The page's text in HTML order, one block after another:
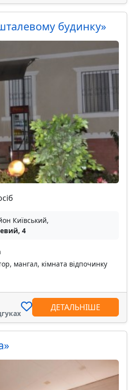
будинку»
Київський,
4
мангал, кімната відпочинку
ДЕТАЛЬНІШЕ